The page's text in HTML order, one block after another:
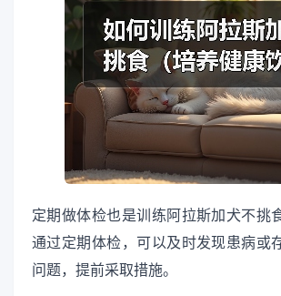
定期做体检也是训练阿拉斯加犬不挑
通过定期体检，可以及时发现患病或
问题，提前采取措施。